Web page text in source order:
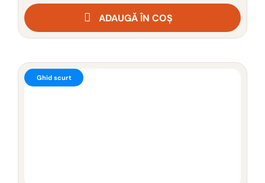
ADAUGĂ ÎN COȘ
Ghid scurt